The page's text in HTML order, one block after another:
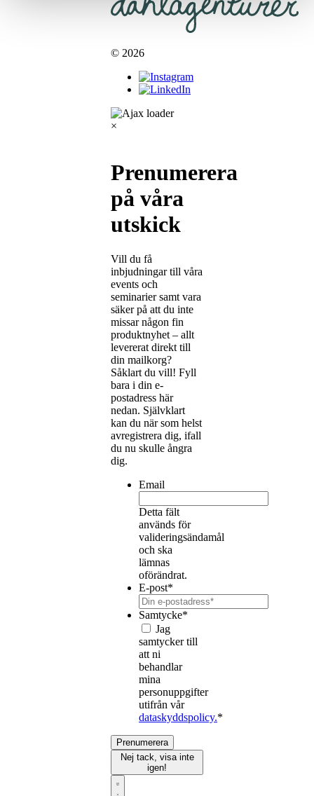
© 2026
×
Prenumerera
på våra
utskick
Vill du få
inbjudningar till våra
events och
seminarier samt vara
säker på att du inte
missar någon fin
produktnyhet – allt
levererat direkt till
din mailkorg?
Såklart du vill! Fyll
bara i din e-
postadress här
nedan. Självklart
kan du när som helst
avregistrera dig, ifall
du nu skulle ångra
dig.
Email
Detta fält
används för
valideringsändamål
och ska
lämnas
oförändrat.
E-post*
Samtycke*
Jag
samtycker till
att ni
behandlar
mina
personuppgifter
utifrån vår
dataskyddspolicy.*
Prenumerera
Nej tack, visa inte
igen!